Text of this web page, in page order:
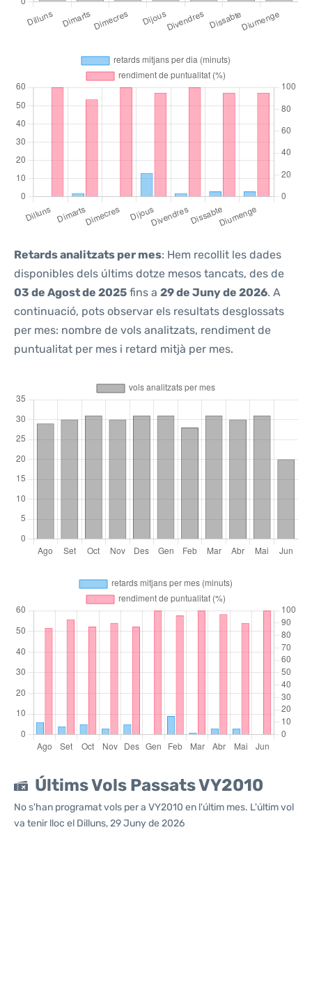
Retards analitzats per mes: Hem recollit les dades
disponibles dels últims dotze mesos tancats, des de
03 de Agost de 2025 fins a 29 de Juny de 2026. A
continuació, pots observar els resultats desglossats
per mes: nombre de vols analitzats, rendiment de
puntualitat per mes i retard mitjà per mes.
Últims Vols Passats VY2010
No s'han programat vols per a VY2010 en l'últim mes. L'últim vol
va tenir lloc el Dilluns, 29 Juny de 2026